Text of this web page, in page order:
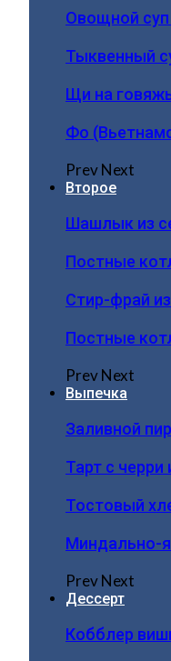
Овощной суп
Тыквенный
Щи на
Фо
PrevNext
Второе
Шашлык из
Постные
Стир-фрай
Постные
PrevNext
Выпечка
Заливной
Тарт с
Тостовый
Миндально-
PrevNext
Дессерт
Кобблер